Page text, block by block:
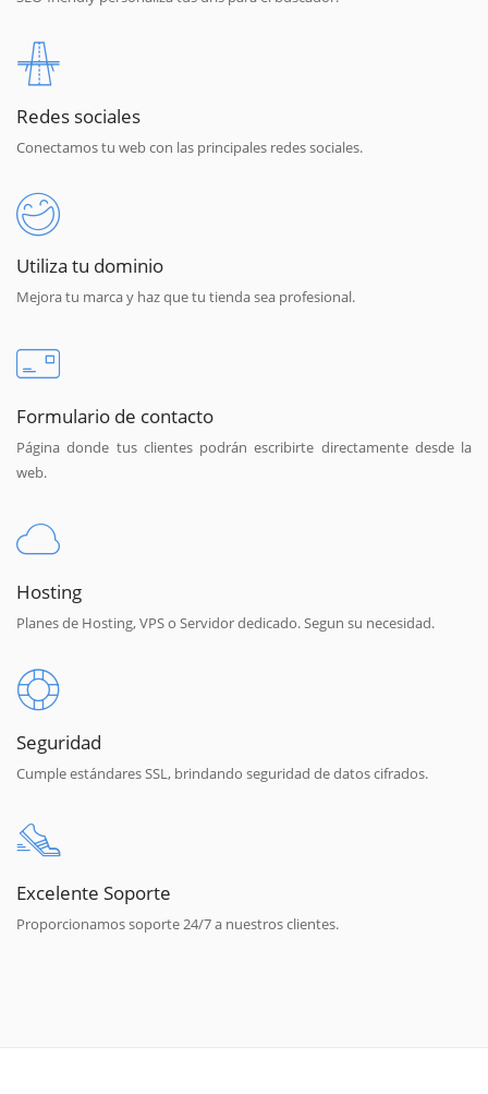
Redes sociales
Conectamos tu web con las principales redes sociales.
Utiliza tu dominio
Mejora tu marca y haz que tu tienda sea profesional.
Formulario de contacto
Página donde tus clientes podrán escribirte directamente desde la
web.
Hosting
Planes de Hosting, VPS o Servidor dedicado. Segun su necesidad.
Seguridad
Cumple estándares SSL, brindando seguridad de datos cifrados.
Excelente Soporte
Proporcionamos soporte 24/7 a nuestros clientes.